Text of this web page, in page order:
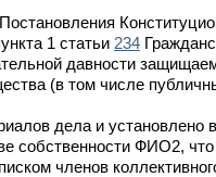
1 статьи 234
давности
(в том числе
дела и
собственности ФИО2,
членов